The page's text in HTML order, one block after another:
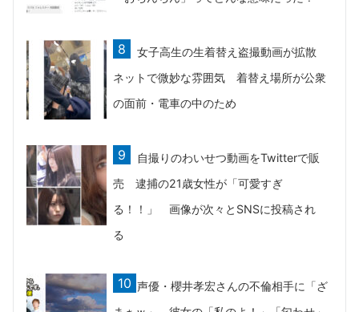
女子高生の生着替え盗撮動画が拡散
ネットで微妙な雰囲気 着替え場所が公衆
の面前・電車の中のため
自撮りのわいせつ動画をTwitterで販
売 逮捕の21歳女性が「可愛すぎ
る！！」 画像が次々とSNSに投稿され
る
声優・櫻井孝宏さんの不倫相手に「ざ